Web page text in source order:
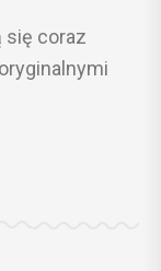
się coraz